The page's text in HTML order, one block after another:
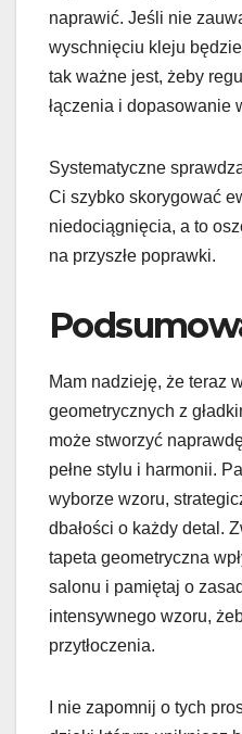
naprawić. Jeśli nie
wyschnięciu kleju
tak ważne jest, żeby
łączenia i dopasowanie
Systematyczne
Ci szybko skorygować
niedociągnięcia, a to
na przyszłe poprawki.
Mam nadzieję, że teraz
geometrycznych z
może stworzyć
pełne stylu i harmonii.
wyborze wzoru,
dbałości o każdy detal.
tapeta geometryczna
salonu i pamiętaj o
intensywnego wzoru,
przytłoczenia.
I nie zapomnij o tych